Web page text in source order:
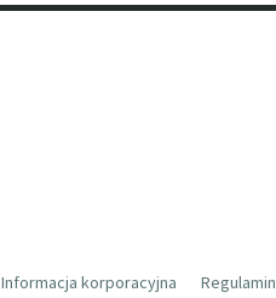
Informacja korporacyjna Regulamin